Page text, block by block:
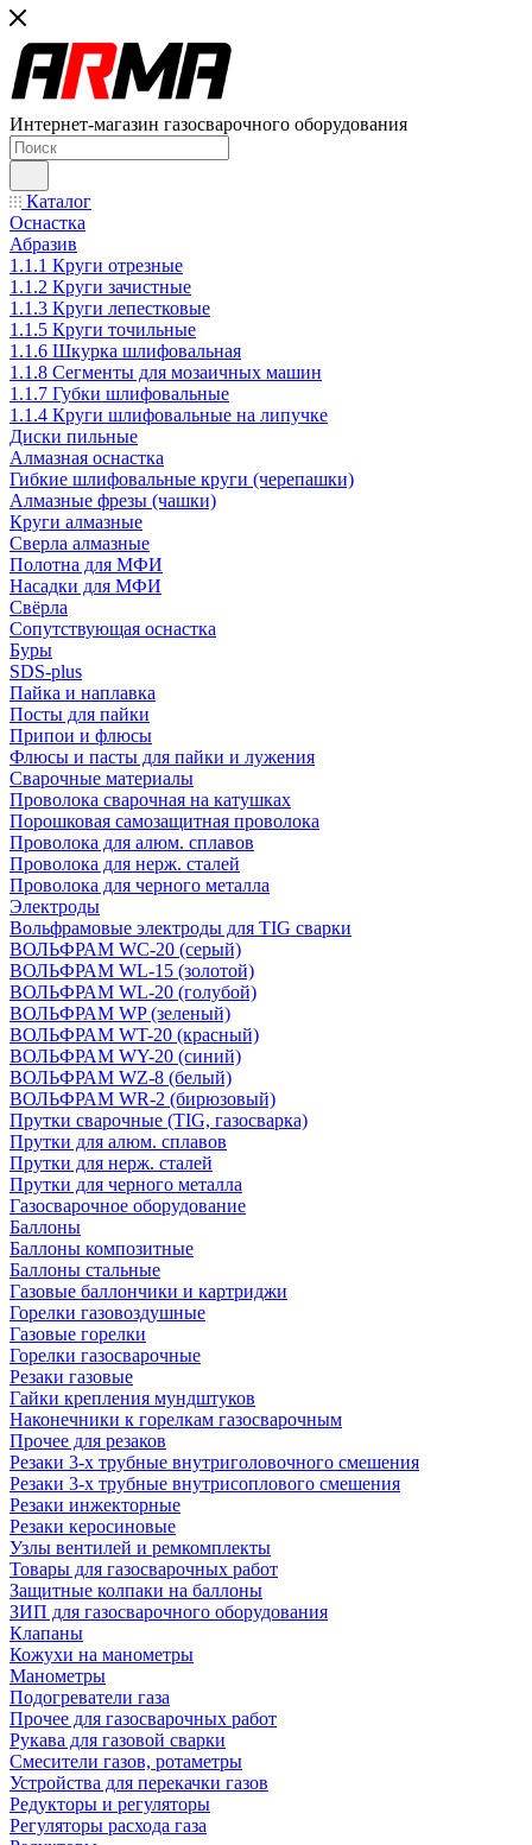
Интернет-магазин газосварочного оборудования
Каталог
Оснастка
Абразив
1.1.1 Круги отрезные
1.1.2 Круги зачистные
1.1.3 Круги лепестковые
1.1.5 Круги точильные
1.1.6 Шкурка шлифовальная
1.1.8 Сегменты для мозаичных машин
1.1.7 Губки шлифовальные
1.1.4 Круги шлифовальные на липучке
Диски пильные
Алмазная оснастка
Гибкие шлифовальные круги (черепашки)
Алмазные фрезы (чашки)
Круги алмазные
Сверла алмазные
Полотна для МФИ
Насадки для МФИ
Свёрла
Сопутствующая оснастка
Буры
SDS-plus
Пайка и наплавка
Посты для пайки
Припои и флюсы
Флюсы и пасты для пайки и лужения
Сварочные материалы
Проволока сварочная на катушках
Порошковая самозащитная проволока
Проволока для алюм. сплавов
Проволока для нерж. сталей
Проволока для черного металла
Электроды
Вольфрамовые электроды для TIG сварки
ВОЛЬФРАМ WC-20 (серый)
ВОЛЬФРАМ WL-15 (золотой)
ВОЛЬФРАМ WL-20 (голубой)
ВОЛЬФРАМ WP (зеленый)
ВОЛЬФРАМ WT-20 (красный)
ВОЛЬФРАМ WY-20 (синий)
ВОЛЬФРАМ WZ-8 (белый)
ВОЛЬФРАМ WR-2 (бирюзовый)
Прутки сварочные (TIG, газосварка)
Прутки для алюм. сплавов
Прутки для нерж. сталей
Прутки для черного металла
Газосварочное оборудование
Баллоны
Баллоны композитные
Баллоны стальные
Газовые баллончики и картриджи
Горелки газовоздушные
Газовые горелки
Горелки газосварочные
Резаки газовые
Гайки крепления мундштуков
Наконечники к горелкам газосварочным
Прочее для резаков
Резаки 3-х трубные внутриголовочного смешения
Резаки 3-х трубные внутрисоплового смешения
Резаки инжекторные
Резаки керосиновые
Узлы вентилей и ремкомплекты
Товары для газосварочных работ
Защитные колпаки на баллоны
ЗИП для газосварочного оборудования
Клапаны
Кожухи на манометры
Манометры
Подогреватели газа
Прочее для газосварочных работ
Рукава для газовой сварки
Смесители газов, ротаметры
Устройства для перекачки газов
Редукторы и регуляторы
Регуляторы расхода газа